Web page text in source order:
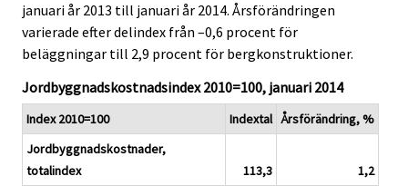
januari år 2013 till januari år 2014. Årsförändringen
varierade efter delindex från –0,6 procent för
beläggningar till 2,9 procent för bergkonstruktioner.
Jordbyggnadskostnadsindex 2010=100, januari 2014
Index 2010=100 Indextal Årsförändring, %
Jordbyggnadskostnader,
totalindex
113,3
1,2